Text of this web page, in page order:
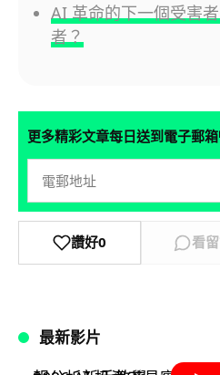
AI 革命的下一個受害
者？
更多精彩文章每日送到電子郵箱
讚好0 看
最新影片